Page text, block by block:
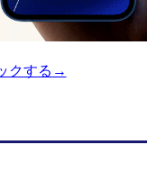
クする→